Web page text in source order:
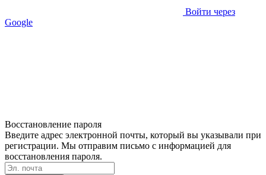
Войти через
Google
Восстановление пароля
Введите адрес электронной почты, который вы указывали при
регистрации. Мы отправим письмо с информацией для
восстановления пароля.